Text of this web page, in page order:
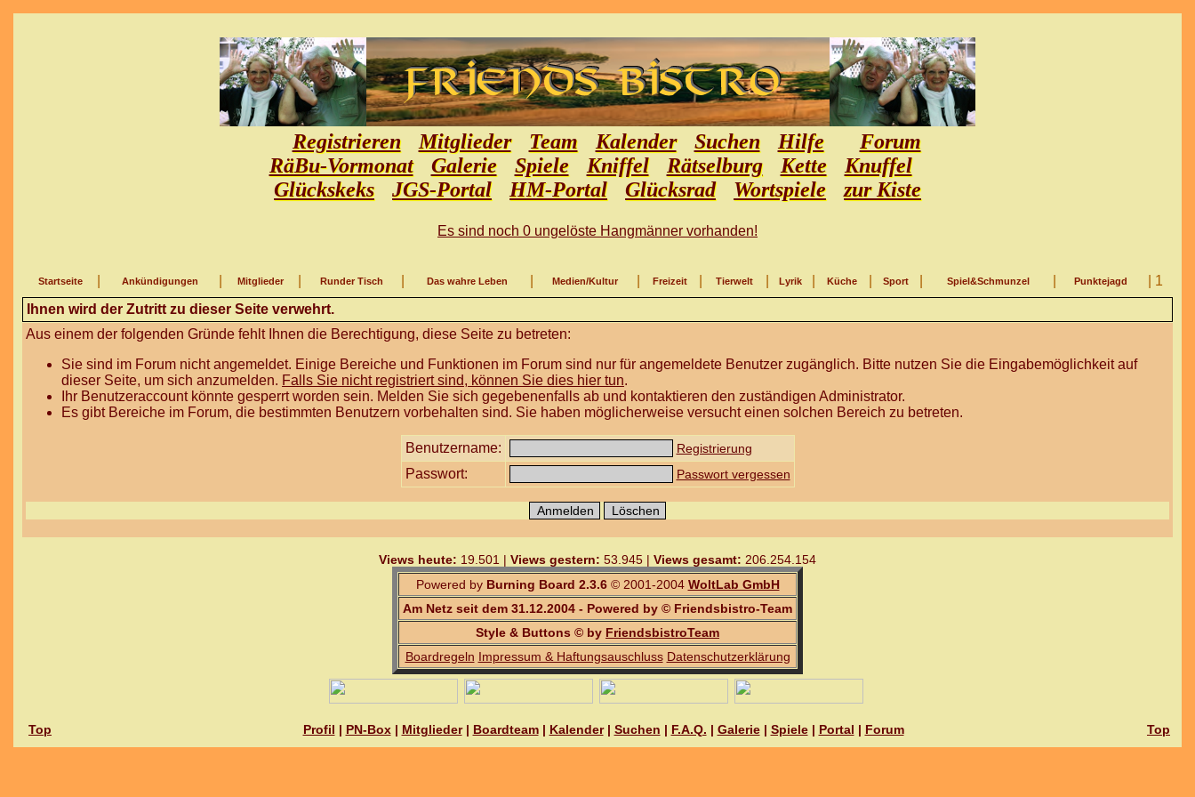
Registrieren Mitglieder Team Kalender Suchen Hilfe
Forum
RäBu-Vormonat
Galerie Spiele Kniffel Rätselburg Kette
Knuffel
Glückskeks
JGS-Portal HM-Portal Glücksrad Wortspiele zur Kiste
Es sind noch 0 ungelöste Hangmänner vorhanden!
Startseite Ankündigungen Mitglieder Runder Tisch Das wahre Leben Medien/Kultur Freizeit Tierwelt Lyrik Küche Sport Spiel&Schmunzel Punktejagd
| 1
Ihnen wird der Zutritt zu dieser Seite verwehrt.
Aus einem der folgenden Gründe fehlt Ihnen die Berechtigung, diese Seite zu betreten:
Sie sind im Forum nicht angemeldet. Einige Bereiche und Funktionen im Forum sind nur für angemeldete Benutzer zugänglich. Bitte nutzen Sie die Eingabemöglichkeit auf
dieser Seite, um sich anzumelden. Falls Sie nicht registriert sind, können Sie dies hier tun.
Ihr Benutzeraccount könnte gesperrt worden sein. Melden Sie sich gegebenenfalls ab und kontaktieren den zuständigen Administrator.
Es gibt Bereiche im Forum, die bestimmten Benutzern vorbehalten sind. Sie haben möglicherweise versucht einen solchen Bereich zu betreten.
Benutzername: Registrierung
Passwort: Passwort vergessen
Views heute: 19.501 | Views gestern: 53.945 | Views gesamt: 206.254.154
Powered by Burning Board 2.3.6© 2001-2004 WoltLab GmbH
Am Netz seit dem 31.12.2004 - Powered by © Friendsbistro-Team
Style & Buttons © by FriendsbistroTeam
Boardregeln Impressum & Haftungsauschluss Datenschutzerklärung
Top Profil | PN-Box| Mitglieder| Boardteam| Kalender| Suchen | F.A.Q. | Galerie| Spiele| Portal | Forum Top